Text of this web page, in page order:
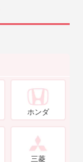
ホンダ
三菱